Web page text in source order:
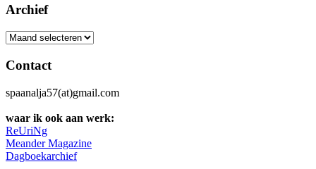
Archief
Archief
Contact
spaanalja57(at)gmail.com
waar ik ook aan werk:
ReUriNg
Meander Magazine
Dagboekarchief